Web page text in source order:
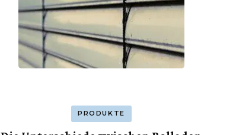
PRODUKTE